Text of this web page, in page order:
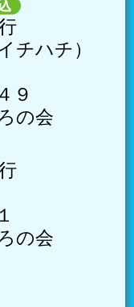
チハチ）
９
の会
の会